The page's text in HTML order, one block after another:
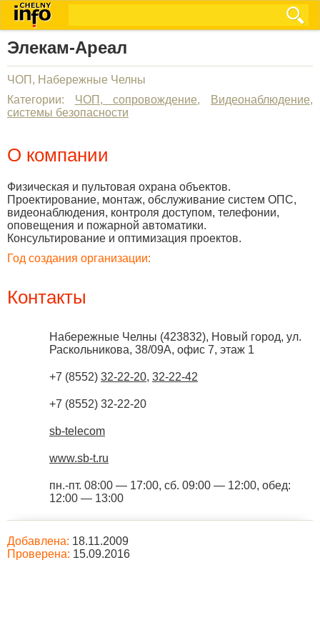
Элекам-Ареал
ЧОП, Набережные Челны
Категории: ЧОП, сопровождение,
Видеонаблюдение,
системы безопасности
О компании
Физическая и пультовая охрана объектов.
Проектирование, монтаж, обслуживание систем ОПС,
видеонаблюдения, контроля доступом, телефонии,
оповещения и пожарной автоматики.
Консультирование и оптимизация проектов.
Год создания организации:
Контакты
Набережные Челны (423832), Новый город, ул.
Раскольникова, 38/09А, офис 7, этаж 1
+7 (8552) 32-22-20, 32-22-42
+7 (8552) 32-22-20
sb-telecom
www.sb-t.ru
пн.-пт. 08:00 — 17:00, сб. 09:00 — 12:00, обед:
12:00 — 13:00
Добавлена: 18.11.2009
Проверена: 15.09.2016